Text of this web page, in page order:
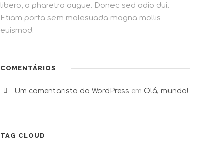
libero, a pharetra augue. Donec sed odio dui.
Etiam porta sem malesuada magna mollis
euismod.
COMENTÁRIOS
Um comentarista do WordPress em Olá, mundo!
TAG CLOUD